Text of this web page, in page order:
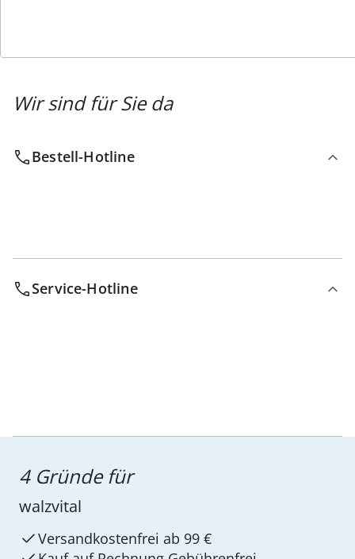
Wir sind für Sie da
Bestell-Hotline
Service-Hotline
4 Gründe für
walzvital
Versandkostenfrei ab 99 €